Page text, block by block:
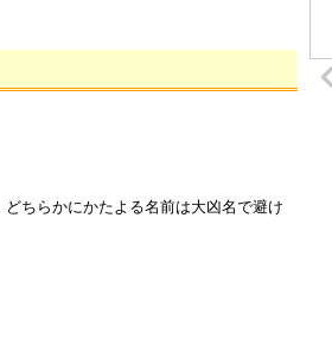
ちらかにかたよる名前は大凶名で避け